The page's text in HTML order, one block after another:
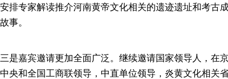
安排专家解读推介河南黄帝文化相关的遗迹遗址和考古
故事。
三是嘉宾邀请更加全面广泛。继续邀请国家领导人，在
中央和全国工商联领导，中直单位领导，炎黄文化相关